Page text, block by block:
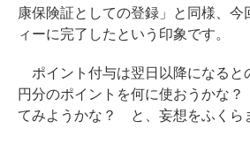
康保険証としての登録」と同様、今
ィーに完了したという印象です。
ポイント付与は翌日以降になると
円分のポイントを何に使おうかな
てみようかな？ と、妄想をふくら